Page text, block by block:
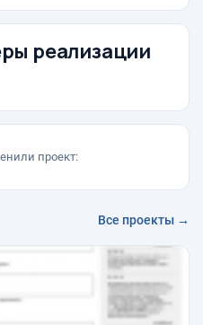
реализации
проект:
Все проекты →